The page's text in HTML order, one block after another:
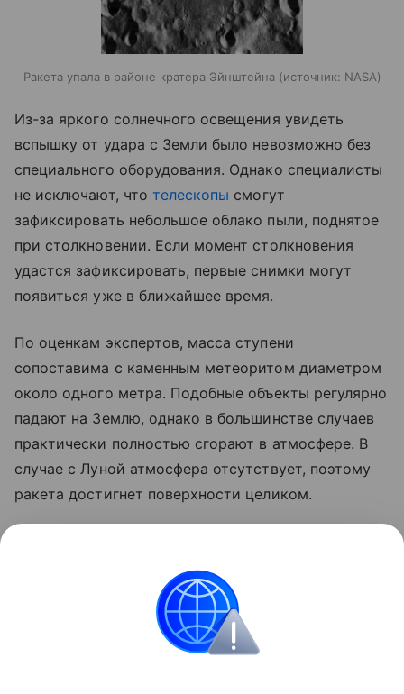
Ракета упала в районе кратера Эйнштейна источник: NASA
Из-за яркого солнечного освещения увидеть
вспышку от удара с Земли было невозможно без
специального оборудования. Однако специалисты
не исключают, что телескопы смогут
зафиксировать небольшое облако пыли, поднятое
при столкновении. Если момент столкновения
удастся зафиксировать, первые снимки могут
появиться уже в ближайшее время.
По оценкам экспертов, масса ступени
сопоставима с каменным метеоритом диаметром
около одного метра. Подобные объекты регулярно
падают на Землю, однако в большинстве случаев
практически полностью сгорают в атмосфере. В
случае с Луной атмосфера отсутствует, поэтому
ракета достигнет поверхности целиком.
об атмосфере древней Земли.
Луна российские ученые